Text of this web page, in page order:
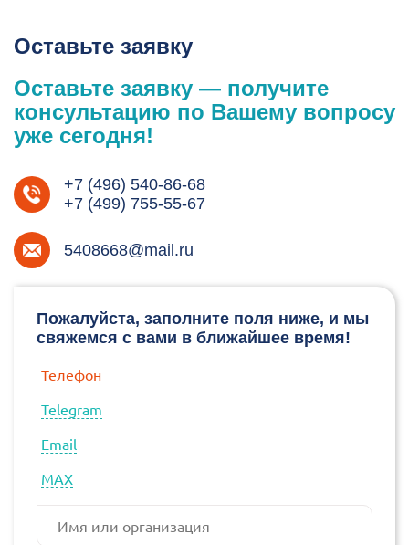
Оставьте заявку
Пожалуйста, заполните поля ниже, и мы
свяжемся с вами в ближайшее время!
Телефон
Telegram
Email
МАХ
Оставьте заявку — получите
консультацию по Вашему вопросу
уже сегодня!
+7 (496) 540-86-68
+7 (499) 755-55-67
5408668@mail.ru